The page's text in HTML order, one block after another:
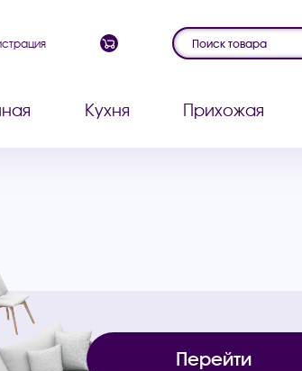
Кухня Прихожая
Перейти